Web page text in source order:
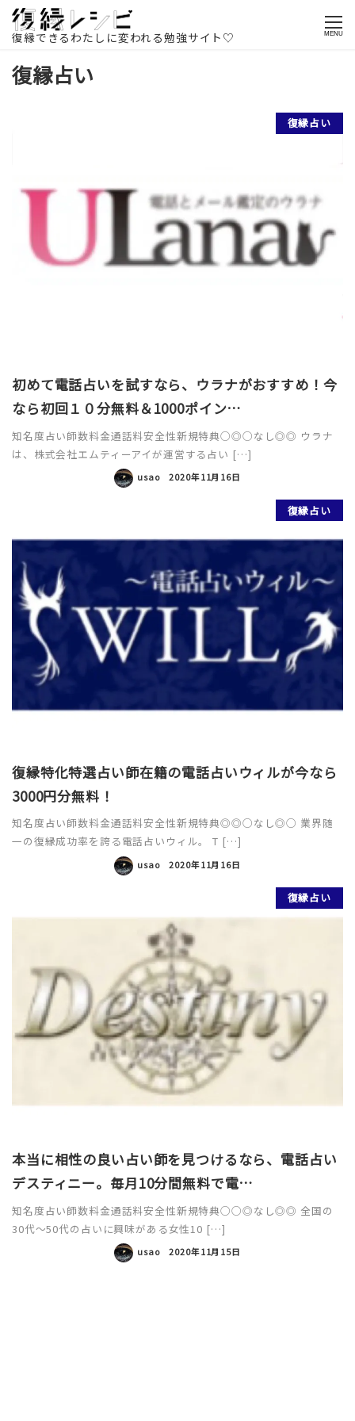
復縁できるわたしに変われる勉強サイト♡ MENU
ホームページ 記事一覧
復縁占い
復縁占い
初めて電話占いを試すなら、ウラナがおすすめ！今
なら初回１０分無料＆1000ポイン…
知名度占い師数料金通話料安全性新規特典○◎○なし◎◎ ウラナ
は、株式会社エムティーアイが運営する占い […]
usao 2020年11月16日
復縁占い
復縁特化特選占い師在籍の電話占いウィルが今なら
3000円分無料！
知名度占い師数料金通話料安全性新規特典◎◎○なし◎○ 業界随
一の復縁成功率を誇る電話占いウィル。 T […]
usao 2020年11月16日
復縁占い
本当に相性の良い占い師を見つけるなら、電話占い
デスティニー。毎月10分間無料で電…
知名度占い師数料金通話料安全性新規特典○○◎なし◎◎ 全国の
30代〜50代の占いに興味がある女性10 […]
usao 2020年11月15日